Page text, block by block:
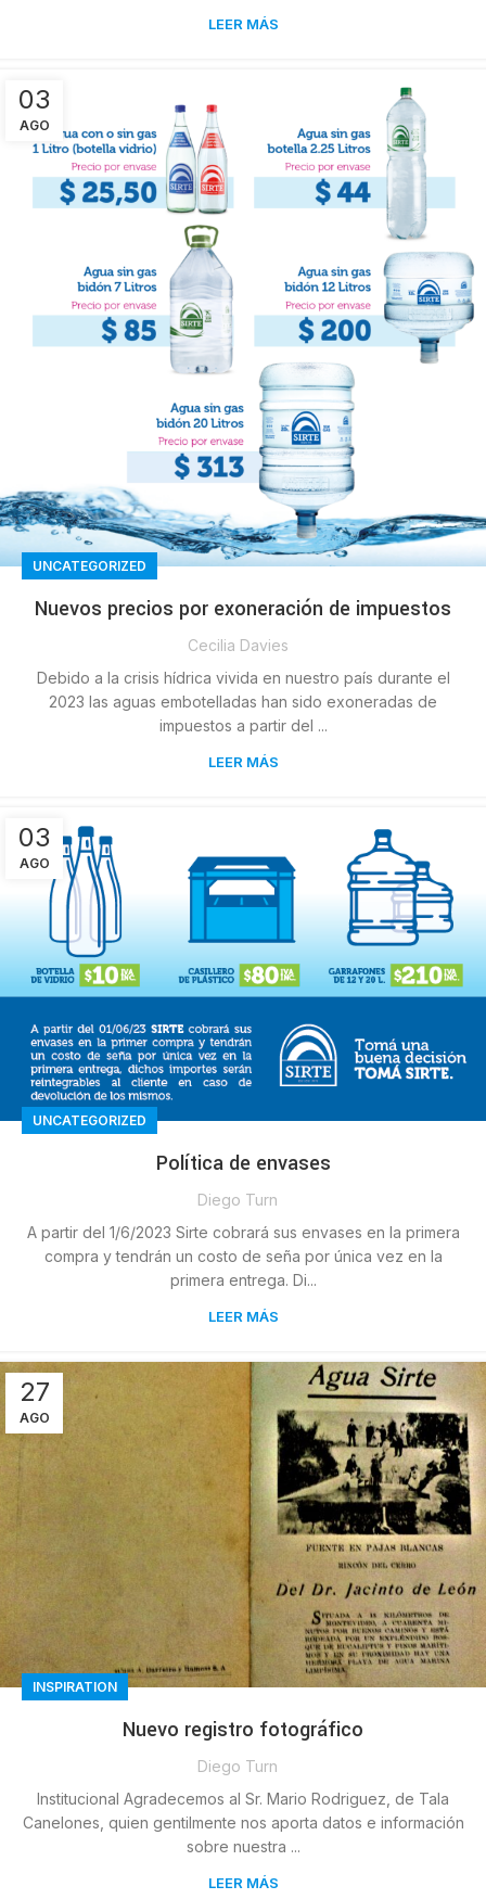
LEER MÁS
03
AGO
UNCATEGORIZED
Nuevos precios por exoneración de impuestos
Cecilia Davies
Debido a la crisis hídrica vivida en nuestro país durante el
2023 las aguas embotelladas han sido exoneradas de
impuestos a partir del ...
LEER MÁS
03
AGO
UNCATEGORIZED
Política de envases
Diego Turn
A partir del 1/6/2023 Sirte cobrará sus envases en la primera
compra y tendrán un costo de seña por única vez en la
primera entrega. Di...
LEER MÁS
27
AGO
INSPIRATION
Nuevo registro fotográfico
Diego Turn
Institucional Agradecemos al Sr. Mario Rodriguez, de Tala
Canelones, quien gentilmente nos aporta datos e información
sobre nuestra ...
LEER MÁS